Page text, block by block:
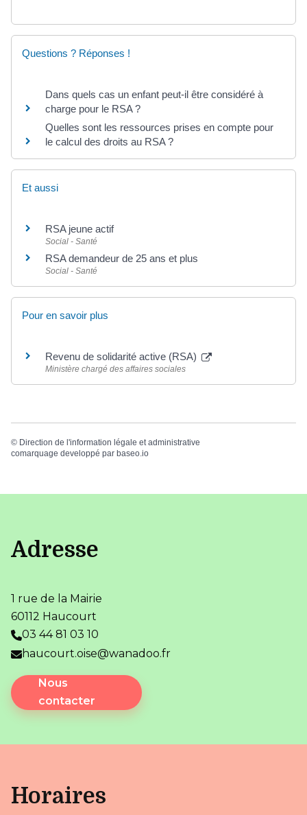
Questions ? Réponses !
Dans quels cas un enfant peut-il être considéré à
charge pour le RSA ?
Quelles sont les ressources prises en compte pour
le calcul des droits au RSA ?
Et aussi
RSA jeune actif
Social - Santé
RSA demandeur de 25 ans et plus
Social - Santé
Pour en savoir plus
Revenu de solidarité active (RSA)
Ministère chargé des affaires sociales
© Direction de l'information légale et administrative
comarquage developpé par baseo.io
Adresse
1 rue de la Mairie
60112 Haucourt
03 44 81 03 10
haucourt.oise@wanadoo.fr
Nous
contacter
Horaires